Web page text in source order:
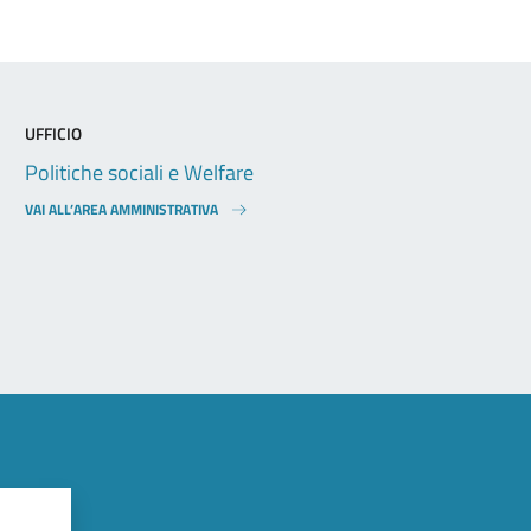
UFFICIO
Politiche sociali e Welfare
VAI ALL’AREA AMMINISTRATIVA